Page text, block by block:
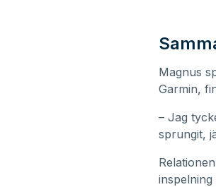
Magnus
Garmin,
– Jag
sprungit,